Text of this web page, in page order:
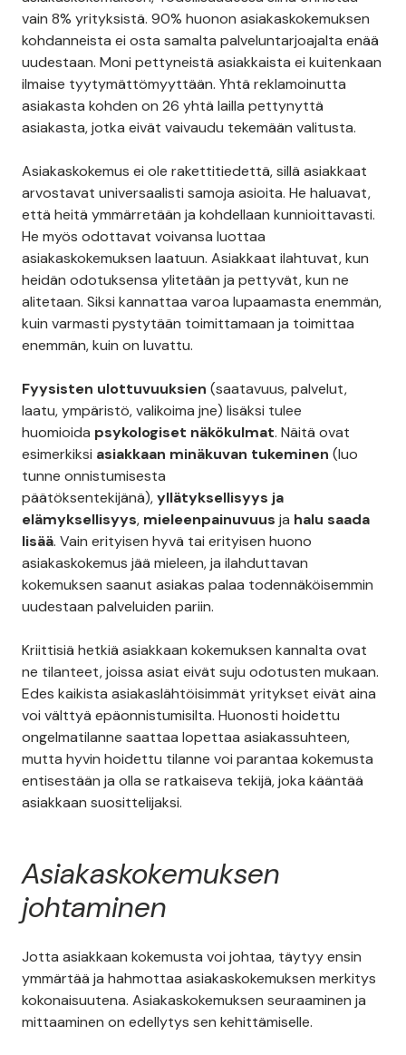
vain 8% yrityksistä. 90% huonon asiakaskokemuksen
kohdanneista ei osta samalta palveluntarjoajalta enää
uudestaan. Moni pettyneistä asiakkaista ei kuitenkaan
ilmaise tyytymättömyyttään. Yhtä reklamoinutta
asiakasta kohden on 26 yhtä lailla pettynyttä
asiakasta, jotka eivät vaivaudu tekemään valitusta.
Asiakaskokemus ei ole rakettitiedettä, sillä asiakkaat
arvostavat universaalisti samoja asioita. He haluavat,
että heitä ymmärretään ja kohdellaan kunnioittavasti.
He myös odottavat voivansa luottaa
asiakaskokemuksen laatuun. Asiakkaat ilahtuvat, kun
heidän odotuksensa ylitetään ja pettyvät, kun ne
alitetaan. Siksi kannattaa varoa lupaamasta enemmän,
kuin varmasti pystytään toimittamaan ja toimittaa
enemmän, kuin on luvattu.
Fyysisten ulottuvuuksien (saatavuus, palvelut,
laatu, ympäristö, valikoima jne) lisäksi tulee
huomioida psykologiset näkökulmat. Näitä ovat
esimerkiksi asiakkaan minäkuvan tukeminen (luo
tunne onnistumisesta
päätöksentekijänä),yllätyksellisyys ja
elämyksellisyys, mieleenpainuvuus ja halu saada
lisää. Vain erityisen hyvä tai erityisen huono
asiakaskokemus jää mieleen, ja ilahduttavan
kokemuksen saanut asiakas palaa todennäköisemmin
uudestaan palveluiden pariin.
Kriittisiä hetkiä asiakkaan kokemuksen kannalta ovat
ne tilanteet, joissa asiat eivät suju odotusten mukaan.
Edes kaikista asiakaslähtöisimmät yritykset eivät aina
voi välttyä epäonnistumisilta. Huonosti hoidettu
ongelmatilanne saattaa lopettaa asiakassuhteen,
mutta hyvin hoidettu tilanne voi parantaa kokemusta
entisestään ja olla se ratkaiseva tekijä, joka kääntää
asiakkaan suosittelijaksi.
Asiakaskokemuksen
johtaminen
Jotta asiakkaan kokemusta voi johtaa, täytyy ensin
ymmärtää ja hahmottaa asiakaskokemuksen merkitys
kokonaisuutena. Asiakaskokemuksen seuraaminen ja
mittaaminen on edellytys sen kehittämiselle.